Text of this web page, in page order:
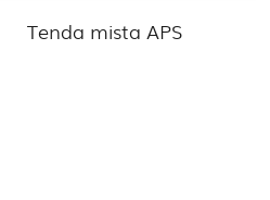
Tenda mista APS